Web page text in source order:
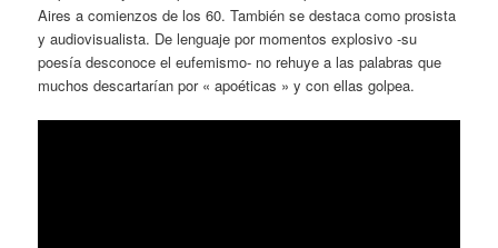
Aires a comienzos de los 60. También se destaca como prosista
y audiovisualista. De lenguaje por momentos explosivo -su
poesía desconoce el eufemismo- no rehuye a las palabras que
muchos descartarían por « apoéticas » y con ellas golpea.